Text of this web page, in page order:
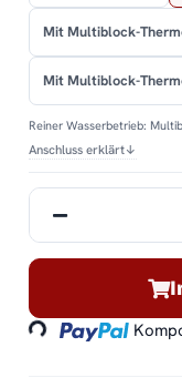
Mit Multiblock-
Mit Multiblock-
Reiner Wasserbetrieb:
Anschluss erklärt↓
Loading...